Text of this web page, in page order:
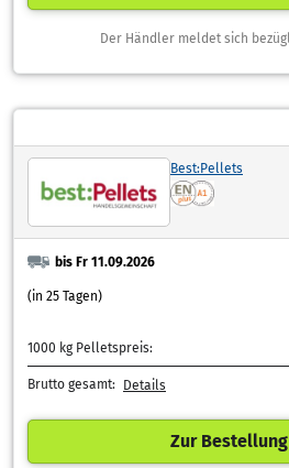
Der Händler meldet sich
Best:Pellets
bis Fr 11.09.2026
(in 25 Tagen)
1000 kg Pelletspreis:
Brutto gesamt: Details
Zur Bestellung